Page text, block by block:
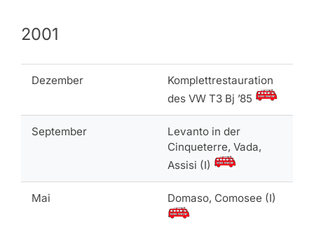
2001
Dezember
Komplettrestauration
des VW T3 Bj ’85
September
Levanto in der
Cinqueterre, Vada,
Assisi (I)
Mai Domaso, Comosee (I)